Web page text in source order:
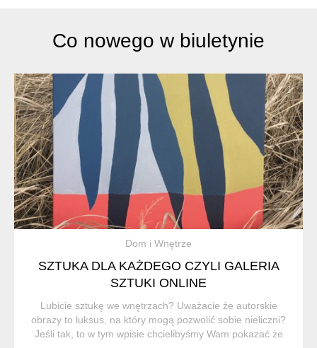
Co nowego w biuletynie
Dom i Wnętrze
SZTUKA DLA KAŻDEGO CZYLI GALERIA
SZTUKI ONLINE
Lubicie sztukę we wnętrzach? Uważacie że autorskie
obrazy to luksus, na który mogą pozwolić sobie nieliczni?
Jeśli tak, to w tym wpisie chcielibyśmy Wam pokazać że